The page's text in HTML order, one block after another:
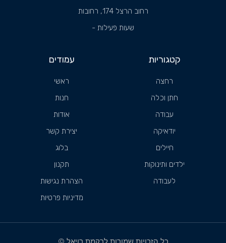
רחוב הרצל 174, רחובות
שעות פעילות -
קטגוריות
רחצה
חתן וכלה
עבודה
יודאיקה
חיילים
ילדים ותינוקות
לעבודה
עמודים
ראשי
חנות
אודות
יצירת קשר
בלוג
תקנון
הצהרת נגישות
מדיניות פרטיות